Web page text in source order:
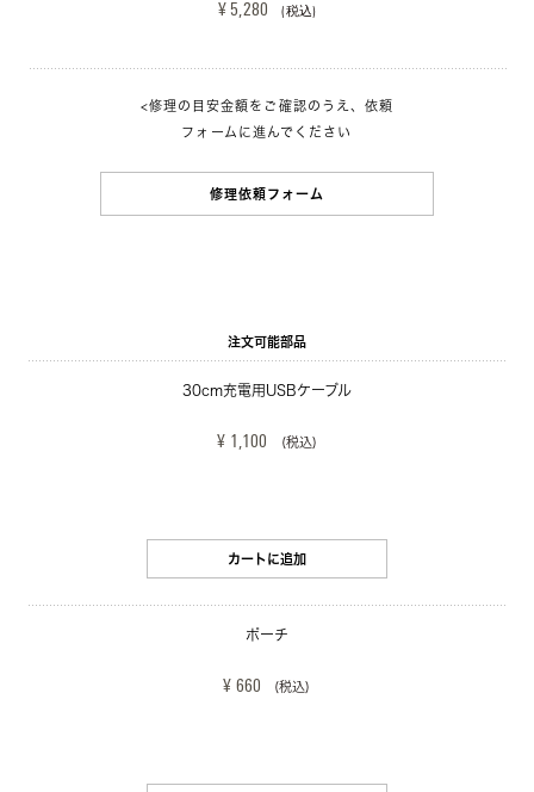
¥ 5,280 (税込)
<修理の目安金額をご確認のうえ、依頼
フォームに進んでください
修理依頼フォーム
注文可能部品
30cm充電用USBケーブル
¥ 1,100 (税込)
カートに追加
ポーチ
¥ 660 (税込)